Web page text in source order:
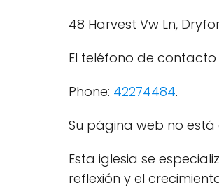
48 Harvest Vw Ln,
El teléfono de contacto
Phone: 42274484.
Su página web no está
Esta iglesia se
reflexión y el